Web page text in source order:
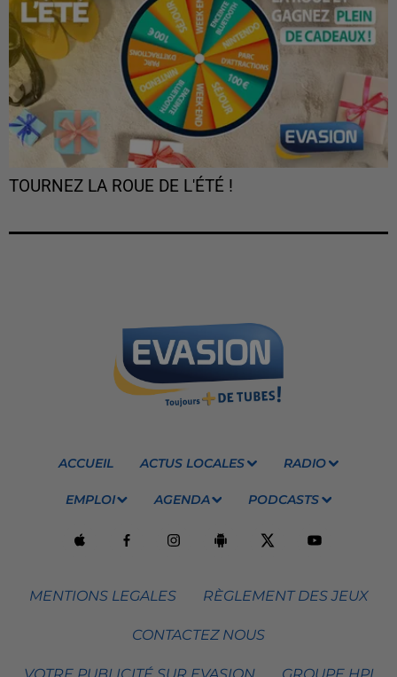
TOURNEZ LA ROUE DE L'ÉTÉ !
ACCUEIL ACTUS LOCALES RADIO
EMPLOI AGENDA PODCASTS
MENTIONS LEGALES RÈGLEMENT DES JEUX
CONTACTEZ NOUS